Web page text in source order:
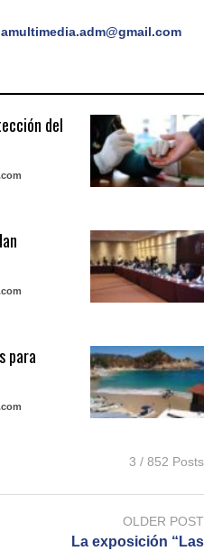
del
para
3 / 852 Posts
OLDER POST
La exposición “Las